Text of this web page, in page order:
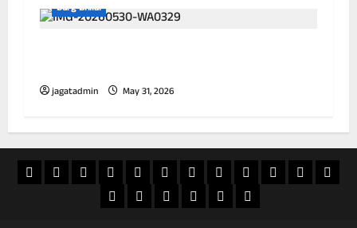
Durg Bhilai
jagatadmin May 31, 2026
खास
राज्य विदेशअपराध
देश खेल आस्थामनोरंजनवीडियोचुनावराशिफल
शिक्षासियासत
ई
स्वास्थ्यजापान
20